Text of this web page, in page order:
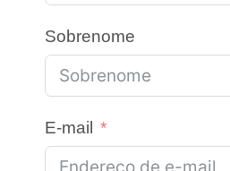
Sobrenome
E-mail